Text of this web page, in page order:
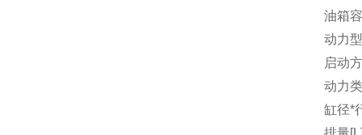
油箱
动力
启动
动力
缸径*